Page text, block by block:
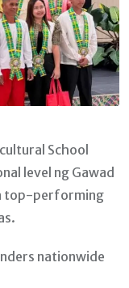
School
level ng Gawad
top-performing
nationwide